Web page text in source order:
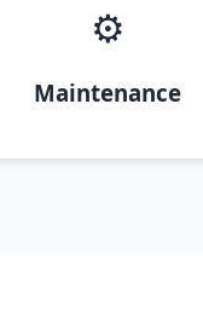
⚙️
Maintenance